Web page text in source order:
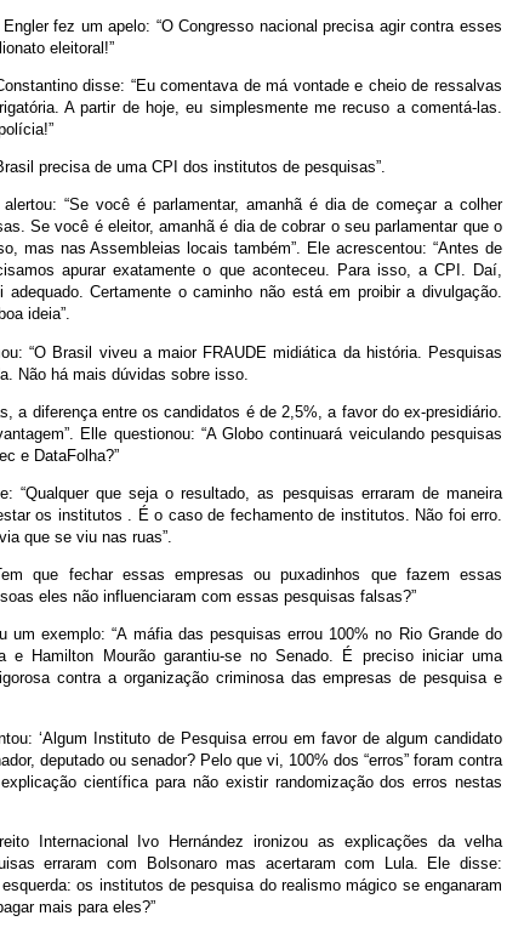
fez um apelo: “O Congresso nacional precisa agir contra esses
eleitoral!”
disse: “Eu comentava de má vontade e cheio de ressalvas
A partir de hoje, eu simplesmente me recuso a comentá-las.
precisa de uma CPI dos institutos de pesquisas”.
“Se você é parlamentar, amanhã é dia de começar a colher
Se você é eleitor, amanhã é dia de cobrar o seu parlamentar que o
mas nas Assembleias locais também”. Ele acrescentou: “Antes de
apurar exatamente o que aconteceu. Para isso, a CPI. Daí,
adequado. Certamente o caminho não está em proibir a divulgação.
ideia”.
“O Brasil viveu a maior FRAUDE midiática da história. Pesquisas
Não há mais dúvidas sobre isso.
a diferença entre os candidatos é de 2,5%, a favor do ex-presidiário.
Elle questionou: “A Globo continuará veiculando pesquisas
e DataFolha?”
“Qualquer que seja o resultado, as pesquisas erraram de maneira
os institutos . É o caso de fechamento de institutos. Não foi erro.
que se viu nas ruas”.
que fechar essas empresas ou puxadinhos que fazem essas
eles não influenciaram com essas pesquisas falsas?”
um exemplo: “A máfia das pesquisas errou 100% no Rio Grande do
Hamilton Mourão garantiu-se no Senado. É preciso iniciar uma
contra a organização criminosa das empresas de pesquisa e
‘Algum Instituto de Pesquisa errou em favor de algum candidato
deputado ou senador? Pelo que vi, 100% dos “erros” foram contra
científica para não existir randomização dos erros nestas
Internacional Ivo Hernández ironizou as explicações da velha
erraram com Bolsonaro mas acertaram com Lula. Ele disse:
esquerda: os institutos de pesquisa do realismo mágico se enganaram
mais para eles?”